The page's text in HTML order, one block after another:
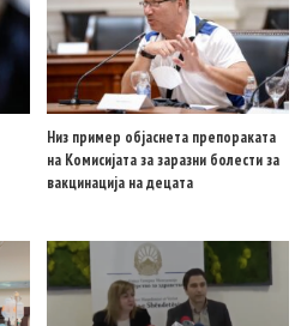
Низ пример објаснета препораката
на Комисијата за заразни болести за
вакцинација на децата